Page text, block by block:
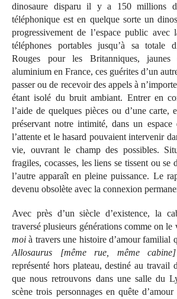
dinosaure disparu il y a 150 millions
téléphonique est en quelque sorte un
progressivement de l’espace public avec
téléphones portables jusqu’à sa totale
Rouges pour les Britanniques,
aluminium en France, ces guérites d’un
passer ou de recevoir des appels à
étant isolé du bruit ambiant. Entrer en
l’aide de quelques pièces ou d’une carte,
préservant notre intimité, dans un
l’attente et le hasard pouvaient intervenir
vie, ouvrant le champ des possibles.
fragiles, cocasses, les liens se tissent ou se
l’autre apparaît en pleine puissance. Le
devenu obsolète avec la connexion
Avec près d’un siècle d’existence, la
traversé plusieurs générations comme on le
moi à travers une histoire d’amour familial
Allosaurus [même rue, même cabine]
représenté hors plateau, destiné au travail
que nous retrouvons dans une salle du
scène trois personnages en quête